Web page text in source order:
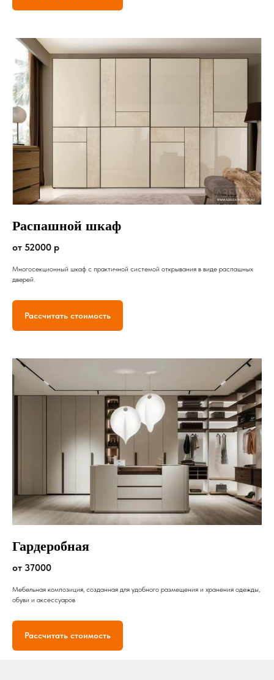
Распашной шкаф
от 52000 р
Многосекционный шкаф с практичной системой открывания в виде распашных
дверей.
Рассчитать стоимость
Гардеробная
от 37000
Мебельная композиция, созданная для удобного размещения и хранения одежды,
обуви и аксессуаров
Рассчитать стоимость